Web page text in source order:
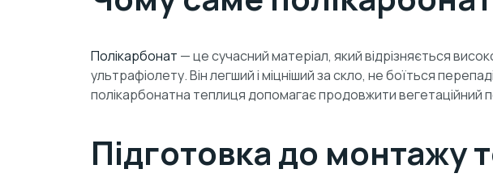
Полікарбонат — це сучасний матеріал, який відрізняється
ультрафіолету. Він легший і міцніший за скло, не боїться
полікарбонатна теплиця допомагає продовжити вегетаційний
Підготовка до монтажу